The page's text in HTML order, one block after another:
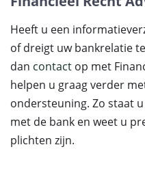
Heeft u een
of dreigt uw bankrelatie
dan contact op met
helpen u graag verder
ondersteuning. Zo staat
met de bank en weet u
plichten zijn.